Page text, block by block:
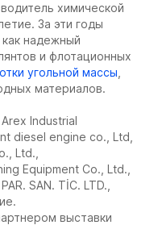
химической
За эти годы
надежный
и флотационных
угольной массы
материалов.
Industrial
diesel engine co., Ltd,
Ltd.,
Equipment Co., Ltd.,
SAN. TİC. LTD.,
выставки